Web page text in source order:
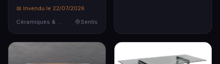
📅 Invendu le 22/07/2026
Céramiques & Porcelaine
Senlis